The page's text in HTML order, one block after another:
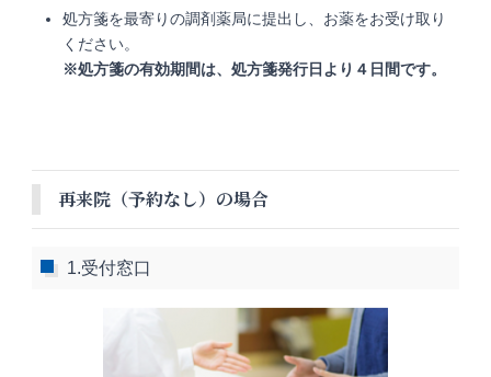
処方箋を最寄りの調剤薬局に提出し、お薬をお受け取り
ください。
※処方箋の有効期間は、処方箋発行日より４日間です。
再来院（予約なし）の場合
1.受付窓口